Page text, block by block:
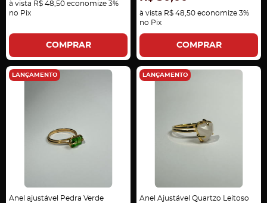
à vista R$ 48,50 economize 3%
no Pix
COMPRAR
à vista R$ 48,50 economize 3%
no Pix
COMPRAR
LANÇAMENTO
Anel ajustável Pedra Verde
LANÇAMENTO
Anel Ajustável Quartzo Leitoso